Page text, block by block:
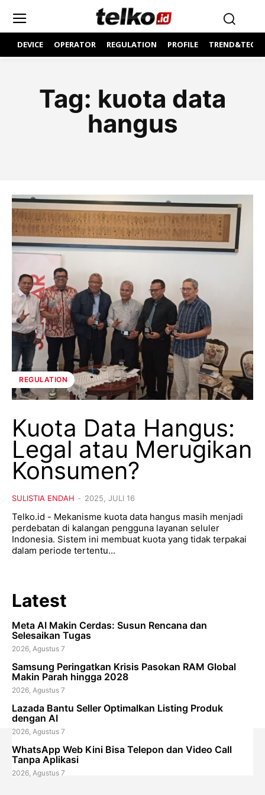
DEVICE OPERATOR REGULATION PROFILE
Tag: kuota data
hangus
REGULATION
Kuota Data Hangus:
Legal atau Merugikan
Konsumen?
SULISTIA ENDAH - 2025, JULI 16
Telko.id - Mekanisme kuota data hangus masih menjadi
perdebatan di kalangan pengguna layanan seluler
Indonesia. Sistem ini membuat kuota yang tidak terpakai
dalam periode tertentu...
Latest
Meta AI Makin Cerdas: Susun Rencana dan
Selesaikan Tugas
2026, Agustus 7
Samsung Peringatkan Krisis Pasokan RAM Global
Makin Parah hingga 2028
2026, Agustus 7
Lazada Bantu Seller Optimalkan Listing Produk
dengan AI
2026, Agustus 7
WhatsApp Web Kini Bisa Telepon dan Video Call
Tanpa Aplikasi
2026, Agustus 7